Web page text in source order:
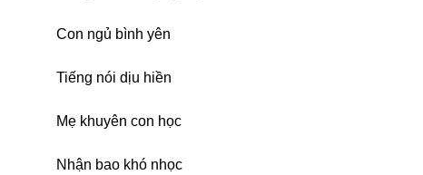
Con ngủ bình yên
Tiếng nói dịu hiền
Mẹ khuyên con học
Nhận bao khó nhọc